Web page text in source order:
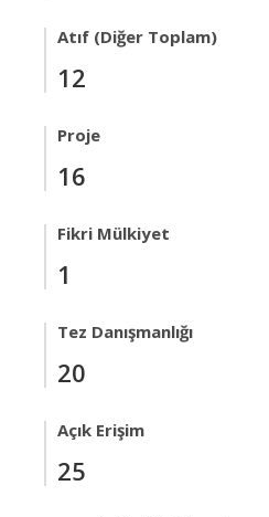
Atıf (Diğer Toplam)
12
Proje
16
Fikri Mülkiyet
1
Tez Danışmanlığı
20
Açık Erişim
25